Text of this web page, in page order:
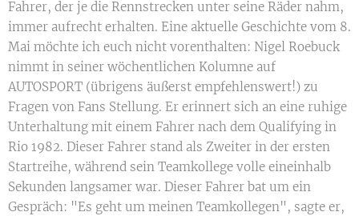
Fahrer, der je die Rennstrecken unter seine Räder nahm,
immer aufrecht erhalten. Eine aktuelle Geschichte vom 8.
Mai möchte ich euch nicht vorenthalten: Nigel Roebuck
nimmt in seiner wöchentlichen Kolumne auf
AUTOSPORT (übrigens äußerst empfehlenswert!) zu
Fragen von Fans Stellung. Er erinnert sich an eine ruhige
Unterhaltung mit einem Fahrer nach dem Qualifying in
Rio 1982. Dieser Fahrer stand als Zweiter in der ersten
Startreihe, während sein Teamkollege volle eineinhalb
Sekunden langsamer war. Dieser Fahrer bat um ein
Gespräch: "Es geht um meinen Teamkollegen", sagte er,